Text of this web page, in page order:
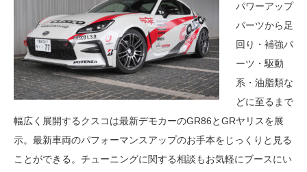
パワーアップ
パーツから足
回り・補強パ
ーツ・駆動
系・油脂類な
どに至るまで
幅広く展開するクスコは最新デモカーのGR86とGRヤリスを展
示。最新車両のパフォーマンスアップのお手本をじっくりと見る
ことができる。チューニングに関する相談もお気軽にブースにい